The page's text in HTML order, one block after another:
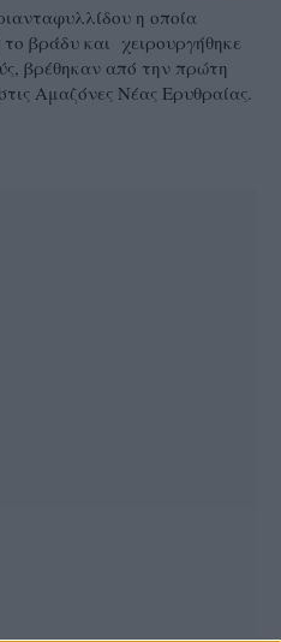
η οποία
βράδυ και χειρουργήθηκε
βρέθηκαν από την πρώτη
Αμαζόνες Νέας Ερυθραίας.